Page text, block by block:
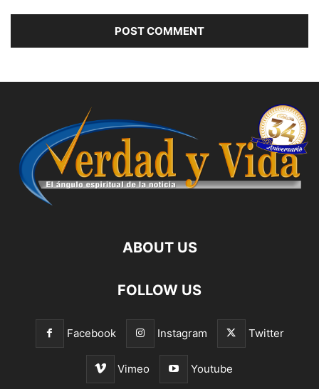
ABOUT US
FOLLOW US
Facebook Instagram Twitter
Vimeo Youtube